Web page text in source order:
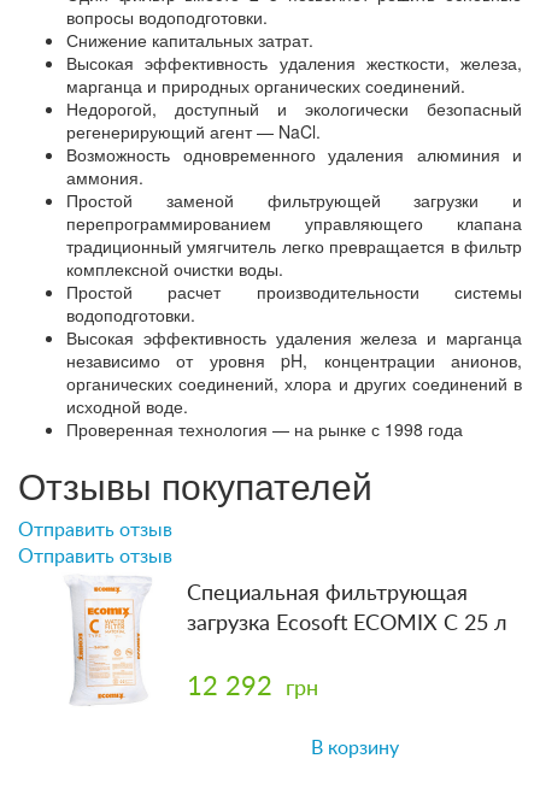
вопросы водоподготовки.
Снижение капитальных затрат.
Высокая эффективность удаления жесткости, железа,
марганца и природных органических соединений.
Недорогой, доступный и экологически безопасный
регенерирующий агент — NaCl.
Возможность одновременного удаления алюминия и
аммония.
Простой заменой фильтрующей загрузки и
перепрограммированием управляющего клапана
традиционный умягчитель легко превращается в фильтр
комплексной очистки воды.
Простой расчет производительности системы
водоподготовки.
Высокая эффективность удаления железа и марганца
независимо от уровня pH, концентрации анионов,
органических соединений, хлора и других соединений в
исходной воде.
Проверенная технология — на рынке с 1998 года
Отзывы покупателей
Отправить отзыв
Отправить отзыв
Специальная фильтрующая
загрузка Ecosoft ECOMIX C 25 л
12 292 грн
В корзину